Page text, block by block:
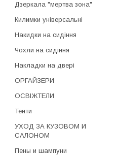
Дзеркала "мертва зона"
Килимки універсальні
Накидки на сидіння
Чохли на сидіння
Накладки на двері
ОРГАЙЗЕРИ
ОСВІЖТЕЛИ
Тенти
УХОД ЗА КУЗОВОМ И
САЛОНОМ
Пены и шампуни